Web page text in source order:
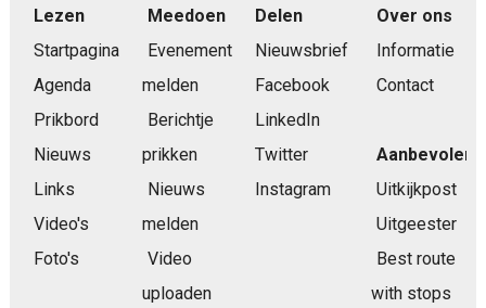
Lezen
Startpagina
Agenda
Prikbord
Nieuws
Links
Video's
Foto's
Meedoen
Evenement
melden
Berichtje
prikken
Nieuws
melden
Video
uploaden
Delen
Nieuwsbrief
Facebook
LinkedIn
Twitter
Instagram
Over ons
Informatie
Contact
Aanbevolen
Uitkijkpost
Uitgeester
Best route
with stops